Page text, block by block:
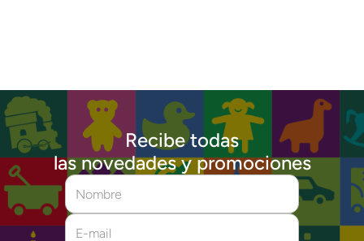
Recibe todas
las novedades y promociones